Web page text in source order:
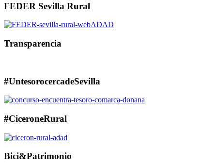
FEDER Sevilla Rural
Transparencia
#UntesorocercadeSevilla
#CiceroneRural
Bici&Patrimonio